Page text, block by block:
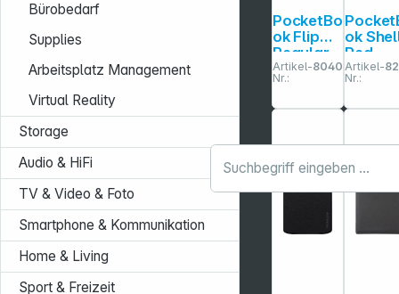
Bürobedarf
Supplies
Arbeitsplatz Management
Virtual Reality
Storage
Audio & HiFi
TV & Video & Foto
Smartphone & Kommunikation
Home & Living
Sport & Freizeit
PocketBo
ok Flip
Regular
Black
Artikel-
Nr.:
804029
ok
Red
Cover
Verse /
Artikel-
Nr.: